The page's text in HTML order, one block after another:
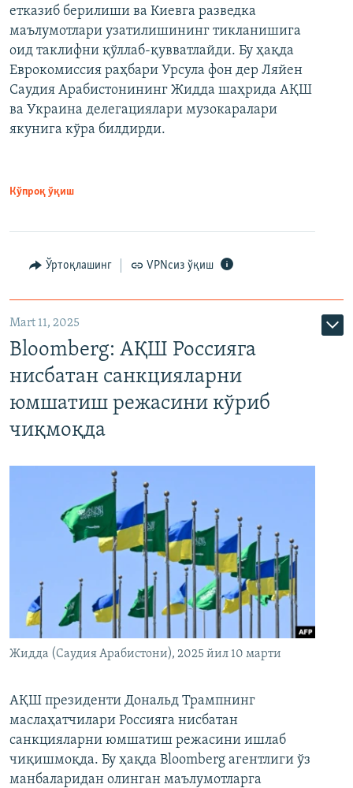
етказиб берилиши ва Киевга разведка
маълумотлари узатилишининг тикланишига
оид таклифни қўллаб-қувватлайди. Бу ҳақда
Еврокомиссия раҳбари Урсула фон дер Ляйен
Саудия Арабистонининг Жидда шаҳрида АҚШ
ва Украина делегациялари музокаралари
якунига кўра билдирди.
Кўпроқ ўқиш
Ўртоқлашинг VPNсиз ўқиш
Mart 11, 2025
Bloomberg: АҚШ Россияга
нисбатан санкцияларни
юмшатиш режасини кўриб
чиқмоқда
Жидда (Саудия Арабистони), 2025 йил 10 марти
АҚШ президенти Дональд Трампнинг
маслаҳатчилари Россияга нисбатан
санкцияларни юмшатиш режасини ишлаб
чиқишмоқда. Бу ҳақда Bloomberg агентлиги ўз
манбаларидан олинган маълумотларга